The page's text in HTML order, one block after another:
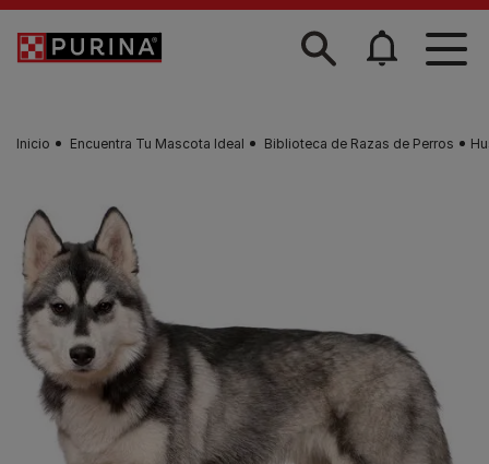
Skip to main content
Inicio Encuentra Tu Mascota Ideal Biblioteca de Razas de Perros